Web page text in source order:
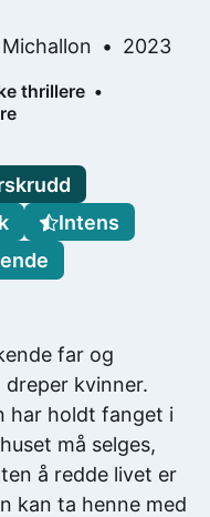
2023
thrillere
far og
kvinner.
har holdt fanget i
må selges,
å redde livet er
kan ta henne med
Intens